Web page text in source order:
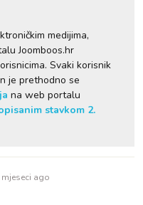
medijima,
Joomboos.hr
Svaki korisnik
je prethodno se
na web portalu
stavkom 2.
ago